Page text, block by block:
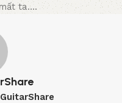
ta….